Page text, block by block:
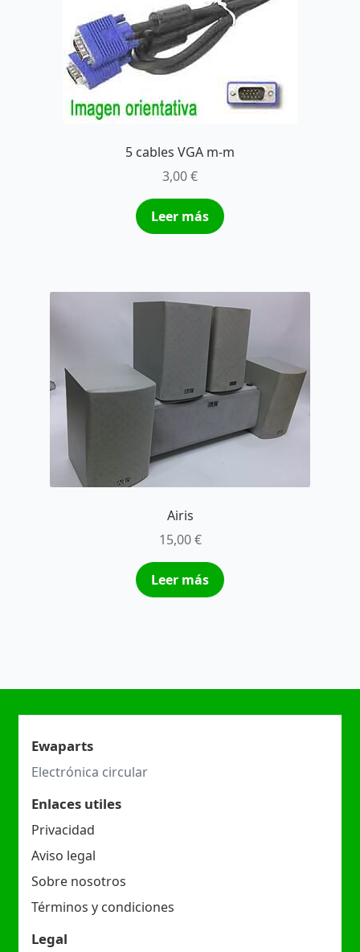
5 cables VGA m-m
3,00€
Leer más
Airis
15,00€
Leer más
Ewaparts
Electrónica circular
Enlaces utiles
Privacidad
Aviso legal
Sobre nosotros
Términos y condiciones
Legal